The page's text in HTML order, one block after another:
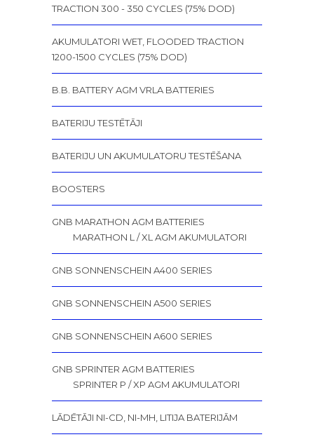
TRACTION 300 - 350 CYCLES (75% DOD)
AKUMULATORI WET, FLOODED TRACTION
1200-1500 CYCLES (75% DOD)
B.B. BATTERY AGM VRLA BATTERIES
BATERIJU TESTĒTĀJI
BATERIJU UN AKUMULATORU TESTĒŠANA
BOOSTERS
GNB MARATHON AGM BATTERIES
MARATHON L / XL AGM AKUMULATORI
GNB SONNENSCHEIN A400 SERIES
GNB SONNENSCHEIN A500 SERIES
GNB SONNENSCHEIN A600 SERIES
GNB SPRINTER AGM BATTERIES
SPRINTER P / XP AGM AKUMULATORI
LĀDĒTĀJI NI-CD, NI-MH, LITIJA BATERIJĀM